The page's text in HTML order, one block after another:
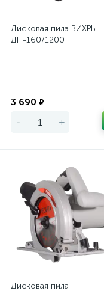
Дисковая пила ВИХРЬ
ДП-160/1200
3 690 ₽
- +
Дисковая пила